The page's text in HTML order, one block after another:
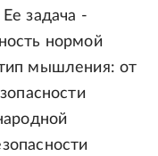
задача -
нормой
мышления: от